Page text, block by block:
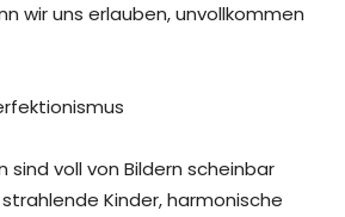
wir uns erlauben, unvollkommen
sind voll von Bildern scheinbar
Kinder, harmonische